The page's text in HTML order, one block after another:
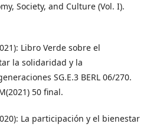
Society, and Culture (Vol. I).
Libro Verde sobre el
la solidaridad y la
SG.E.3 BERL 06/270.
50 final.
La participación y el bienestar